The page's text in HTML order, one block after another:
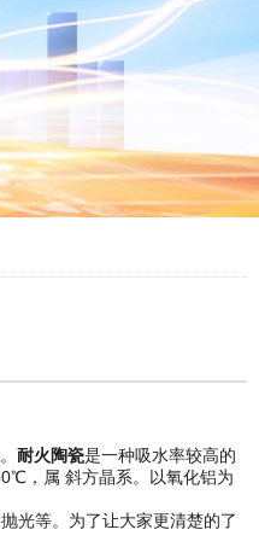
耐火陶瓷是一种吸水率较高的
，属 斜方晶系。以氧化铝为
光等。为了让大家更清楚的了